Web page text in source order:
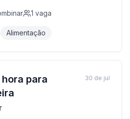
1 vaga
Alimentação
para
30 de jul